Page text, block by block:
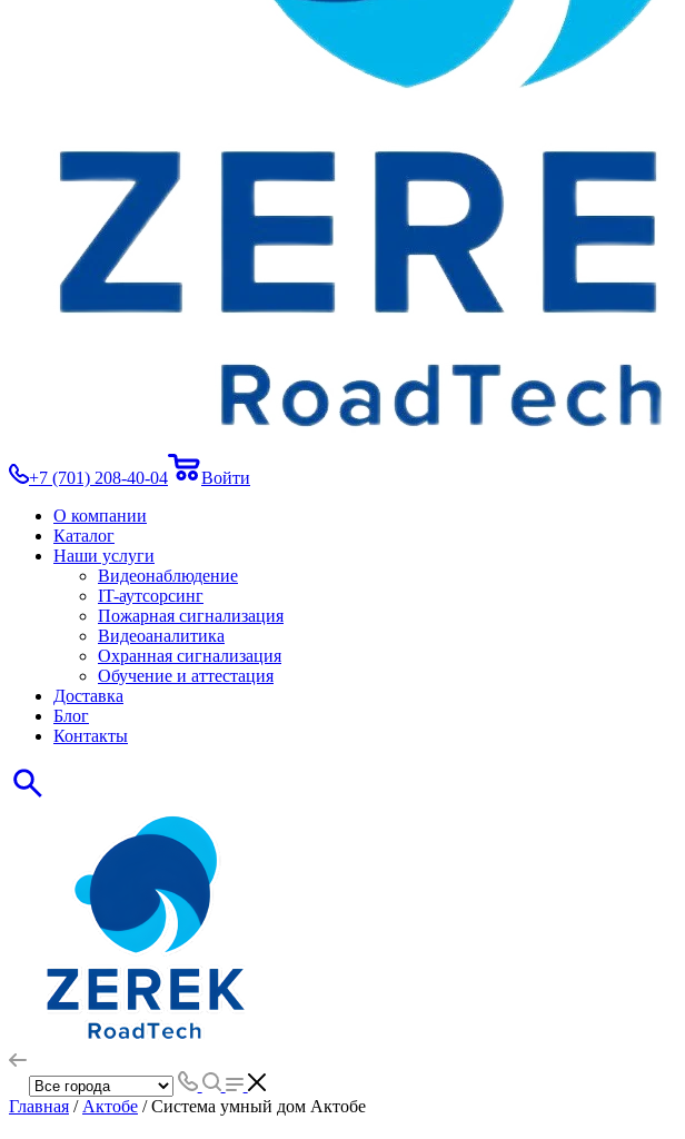
+7 (701) 208-40-04
Войти
О компании
Каталог
Наши услуги
Видеонаблюдение
IT-аутсорсинг
Пожарная сигнализация
Видеоаналитика
Охранная сигнализация
Обучение и аттестация
Доставка
Блог
Контакты
Главная / Актобе / Система умный дом Актобе